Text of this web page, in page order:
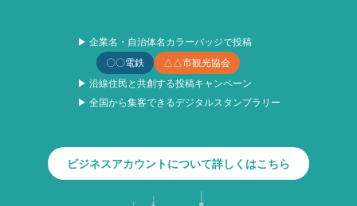
▶ 企業名・自治体名カラーバッジで投稿
〇〇電鉄
△△市観光協会
▶ 沿線住民と共創する投稿キャンペーン
▶ 全国から集客できるデジタルスタンプラリー
ビジネスアカウントについて詳しくはこちら